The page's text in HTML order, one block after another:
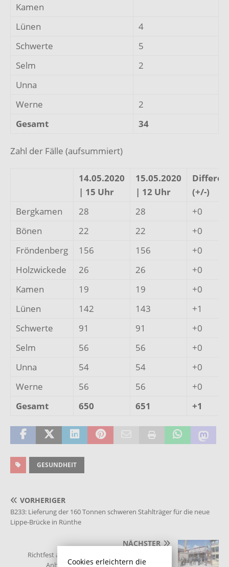
Kamen
Lünen
4
Schwerte
5
Selm
2
Unna
Werne
2
Gesamt
34
Zahl der Fälle (aufsummiert)
14.05.2020
| 15 Uhr
15.05.2020
| 12 Uhr
(+/-)
Bergkamen
28 28
+0
Bönen
22 22
+0
Fröndenberg
156 156
+0
Holzwickede
26 26
+0
Kamen
19 19
+0
Lünen
142 143
+1
Schwerte
91 91
+0
Selm
56 56
+0
Unna
54 54
+0
Werne
56 56
+0
Gesamt
650 651 +1
GESUNDHEIT
VORHERIGER
B233: Lieferung der 160 Tonnen schweren Stahlträger für die neue
Lippe-Brücke in Rünthe
NÄCHSTER
Richtfest am Stadtmuseum Bergkamen für den
Anbau mit Café und Veranstaltungsraum
Cookies erleichtern die